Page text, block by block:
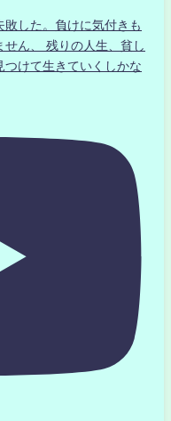
した。負けに気付きも
ん、 残りの人生、貧し
つけて生きていくしかな